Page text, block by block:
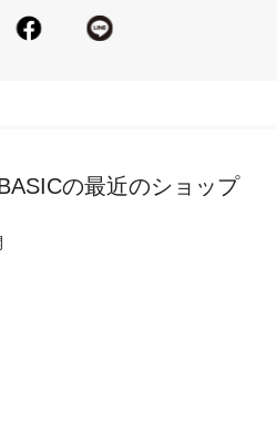
伸縮性・なし
の最近のショップ